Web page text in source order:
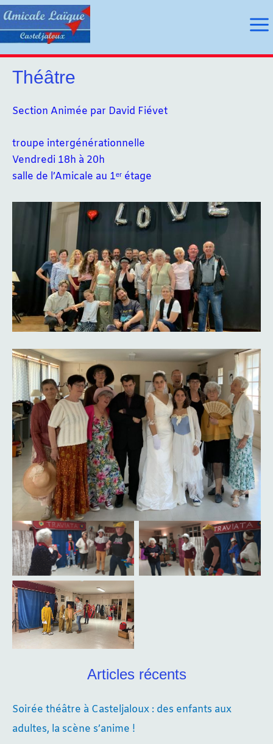
au
contenu
Théâtre
Section Animée par David Fiévet
troupe intergénérationnelle
Vendredi 18h à 20h
salle de l’Amicale au 1ᵉʳ étage
Aucune légende Aucune légende
Aucune légende
Articles récents
Soirée théâtre à Casteljaloux : des enfants aux
adultes, la scène s’anime !